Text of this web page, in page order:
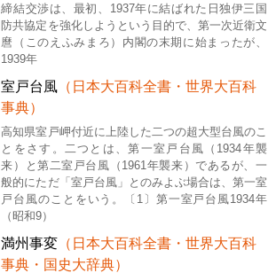
締結交渉は、最初、1937年に結ばれた日独伊三国
防共協定を強化しようという目的で、第一次近衛文
麿（このえふみまろ）内閣の末期に始まったが、
1939年
室戸台風 （日本大百科全書・世界大百科
事典）
高知県室戸岬付近に上陸した二つの超大型台風のこ
とをさす。二つとは、第一室戸台風（1934年襲
来）と第二室戸台風（1961年襲来）であるが、一
般的にただ「室戸台風」とのみよぶ場合は、第一室
戸台風のことをいう。〔1〕第一室戸台風1934年
（昭和9）
満州事変 （日本大百科全書・世界大百科
事典・国史大辞典）